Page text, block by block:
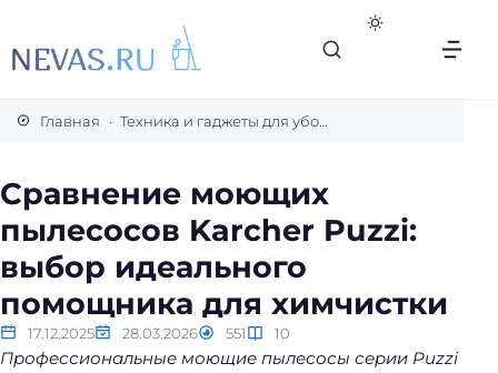
е
к
е
ы
л
Главная Техника и гаджеты для уборки
Сравнение моющих
пылесосов Karcher Puzzi:
выбор идеального
помощника для химчистки
17.12.2025 28.03.2026 551 10
Профессиональные моющие пылесосы серии Puzzi